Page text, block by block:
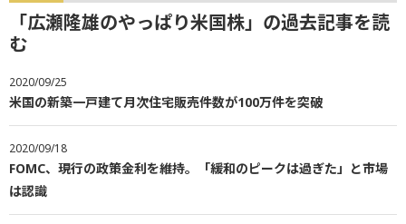
「広瀬隆雄のやっぱり米国株」の過去記事を読
む
2020/09/25
米国の新築一戸建て月次住宅販売件数が100万件を突破
2020/09/18
FOMC、現行の政策金利を維持。「緩和のピークは過ぎた」と市場
は認識